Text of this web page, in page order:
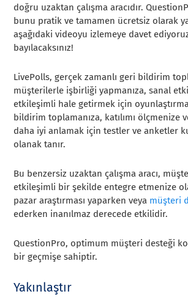
doğru uzaktan çalışma aracıdır.
bunu pratik ve tamamen ücretsiz olarak
aşağıdaki videoyu izlemeye davet
bayılacaksınız!
LivePolls, gerçek zamanlı geri bildirim
müşterilerle işbirliği yapmanıza, sanal
etkileşimli hale getirmek için
bildirim toplamanıza, katılımı ölçmenize
daha iyi anlamak için testler ve anketler
olanak tanır.
Bu benzersiz uzaktan çalışma aracı,
etkileşimli bir şekilde entegre etmenize
pazar araştırması yaparken veya müşteri
ederken inanılmaz derecede etkilidir.
QuestionPro, optimum müşteri desteği
bir geçmişe sahiptir.
Yakınlaştır